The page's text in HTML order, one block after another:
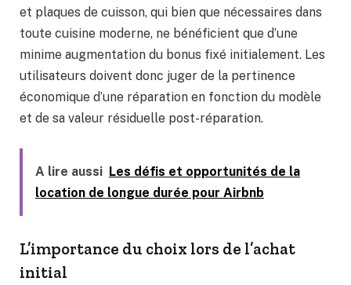
et plaques de cuisson, qui bien que nécessaires dans
toute cuisine moderne, ne bénéficient que d’une
minime augmentation du bonus fixé initialement. Les
utilisateurs doivent donc juger de la pertinence
économique d’une réparation en fonction du modèle
et de sa valeur résiduelle post-réparation.
A lire aussi Les défis et opportunités de la
location de longue durée pour Airbnb
L’importance du choix lors de l’achat
initial